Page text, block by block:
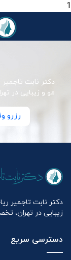
1
دکتر نابت
مو و زیبایی در
رزرو
دکتر نابت تاجمیر
زیبایی در تهران،
دسترسی سریع